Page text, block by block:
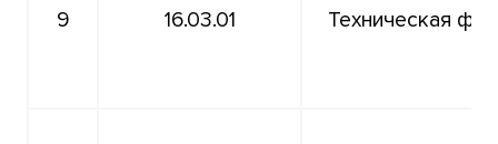
9 16.03.01 Техническая